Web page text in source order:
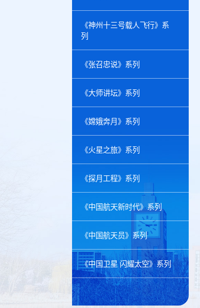
《神州十三号载人飞行》系
列
《张召忠说》系列
《大师讲坛》系列
《嫦娥奔月》系列
《火星之旅》系列
《探月工程》系列
《中国航天新时代》系列
《中国航天员》系列
《中国卫星 闪耀太空》系列